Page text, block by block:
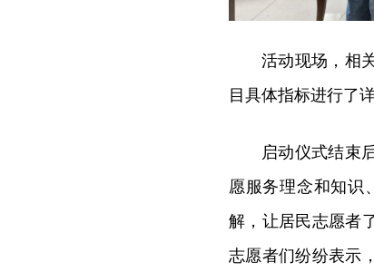
活动现场，相
目具体指标进行了
启动仪式结束
愿服务理念和知识
解，让居民志愿者
志愿者们纷纷表示